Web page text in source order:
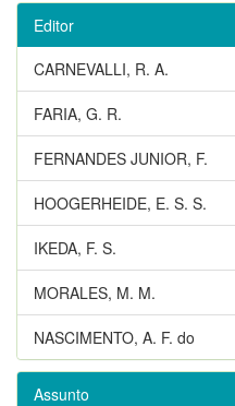
Editor
CARNEVALLI, R. A.
FARIA, G. R.
FERNANDES JUNIOR, F.
HOOGERHEIDE, E. S. S.
IKEDA, F. S.
MORALES, M. M.
NASCIMENTO, A. F. do
Assunto